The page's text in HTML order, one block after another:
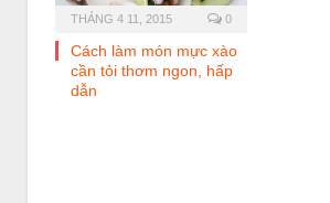
THÁNG 4 11, 2015 0
Cách làm món mực xào
cần tỏi thơm ngon, hấp
dẫn